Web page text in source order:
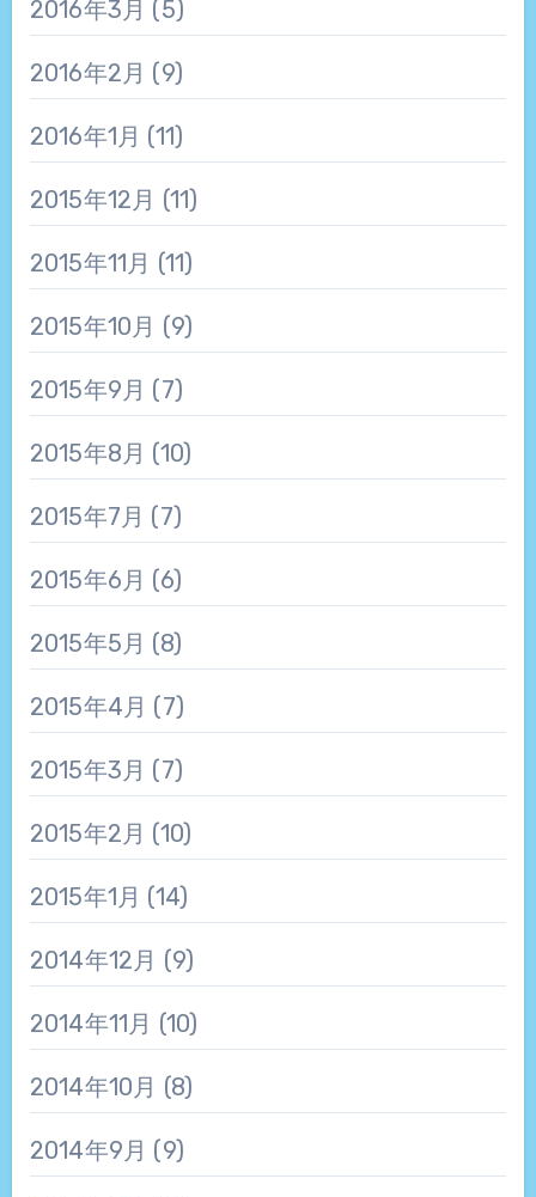
2016年3月 (5)
2016年2月 (9)
2016年1月 (11)
2015年12月 (11)
2015年11月 (11)
2015年10月 (9)
2015年9月 (7)
2015年8月 (10)
2015年7月 (7)
2015年6月 (6)
2015年5月 (8)
2015年4月 (7)
2015年3月 (7)
2015年2月 (10)
2015年1月 (14)
2014年12月 (9)
2014年11月 (10)
2014年10月 (8)
2014年9月 (9)